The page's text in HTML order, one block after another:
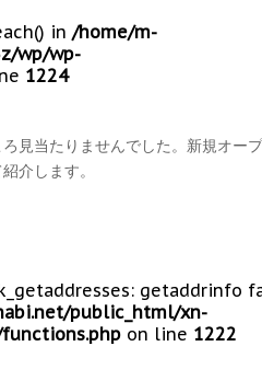
in /home/m-
wp/wp-
1224
見当たりませんでした。新規オー
介します。
getaddrinfo
public_html/xn-
on line 1222